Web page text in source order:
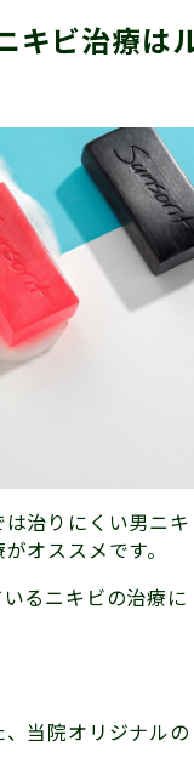
キビ治療は
治りにくい男ニキ
オススメです。
るニキビの治療に
当院オリジナルの